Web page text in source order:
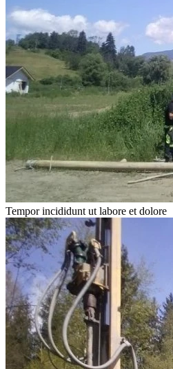
Tempor incididunt ut labore et dolore